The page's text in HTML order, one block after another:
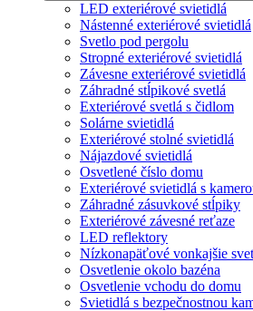
LED exteriérové svietidlá
Nástenné exteriérové svietidlá
Svetlo pod pergolu
Stropné exteriérové svietidlá
Závesne exteriérové svietidlá
Záhradné stĺpikové svetlá
Exteriérové svetlá s čidlom
Solárne svietidlá
Exteriérové stolné svietidlá
Nájazdové svietidlá
Osvetlené číslo domu
Exteriérové svietidlá s
Záhradné zásuvkové stĺpiky
Exteriérové závesné reťaze
LED reflektory
Nízkonapäťové vonkajšie
Osvetlenie okolo bazéna
Osvetlenie vchodu do domu
Svietidlá s bezpečnostnou